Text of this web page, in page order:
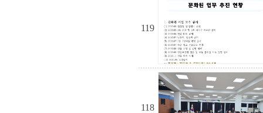
119
118